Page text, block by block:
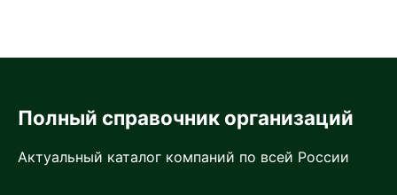
Полный справочник организаций
Актуальный каталог компаний по всей России